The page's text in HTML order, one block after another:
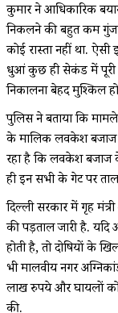
कुमार ने आधिकारिक
निकलने की बहुत कम
कोई रास्ता नहीं था.
धुआं कुछ ही सेकंड में पूरी
निकालना बेहद मुश्किल
पुलिस ने बताया कि
के मालिक लवकेश बजाज
रहा है कि लवकेश बजाज
ही इन सभी के गेट पर
दिल्ली सरकार में गृह
की पड़ताल जारी है. यदि
होती है, तो दोषियों के
भी मालवीय नगर
लाख रुपये और घायलों